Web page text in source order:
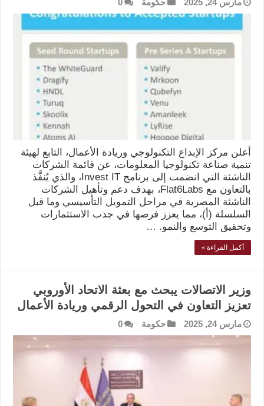
أعلن مركز الإبداع التكنولوجي وريادة الأعمال، التابع لهيئة
تنمية صناعة تكنولوجيا المعلومات، عن قائمة الشركات
الناشئة التي انضمت إلى برنامج Invest IT، والذي يُنفَّذ
بالتعاون مع Flat6Labs، بهدف دعم وتأهيل الشركات
الناشئة المصرية في مراحل التمويل التأسيسي وما قبل
السلسلة (أ)، مما يعزز فرصها في جذب الاستثمارات
وتحقيق التوسع والنمو. …
أكمل القراءة »
وزير الاتصالات يبحث مع بعثة الاتحاد الأوروبي
تعزيز التعاون في التحول الرقمي وريادة الأعمال
مارس 24, 2025 حكومة 0